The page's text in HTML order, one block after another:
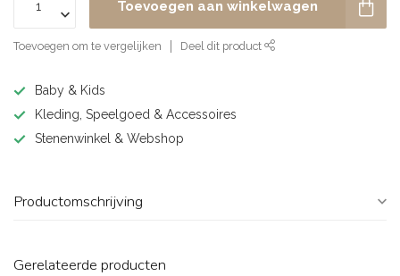
Toevoegen aan winkelwagen
Toevoegen om te vergelijken Deel dit product
Baby & Kids
Kleding, Speelgoed & Accessoires
Stenenwinkel & Webshop
Productomschrijving
Gerelateerde producten